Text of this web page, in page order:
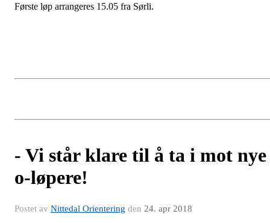
Første løp arrangeres 15.05 fra Sørli.
- Vi står klare til å ta i mot nye
o-løpere!
Postet av Nittedal Orientering den 24. apr 2018